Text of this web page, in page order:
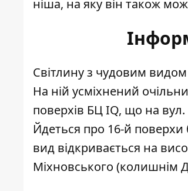
ніша, на яку він також
Світлину з чудовим
На ній усміхнений
поверхів БЦ IQ, що на вул.
Йдеться про 16-й поверхи
вид відкривається на
Міхновського (колишнім